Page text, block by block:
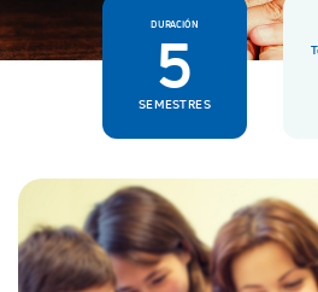
DURACIÓN
5
SEMESTRES